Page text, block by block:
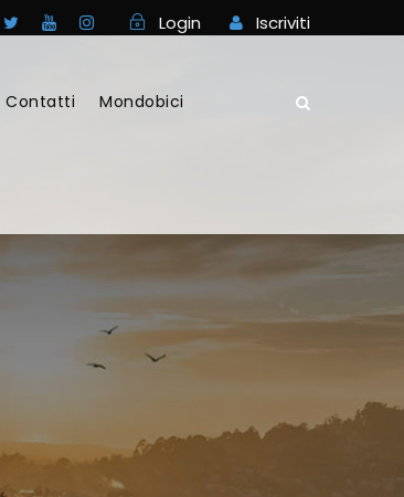
Login Iscriviti
Contatti Mondobici